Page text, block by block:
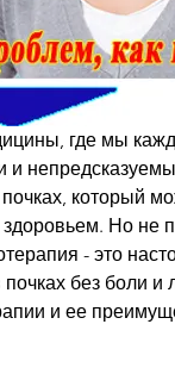
где мы
который
Но не
- это
без боли и
и ее